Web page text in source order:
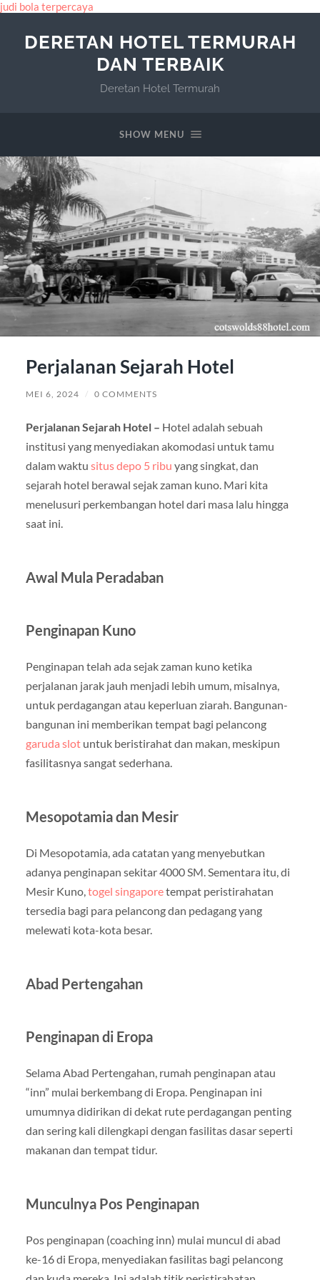
judi bola terpercaya
DERETAN HOTEL TERMURAH
DAN TERBAIK
Deretan Hotel Termurah
SHOW MENU
Perjalanan Sejarah Hotel
MEI 6, 2024 / 0 COMMENTS
Perjalanan Sejarah Hotel – Hotel adalah sebuah
institusi yang menyediakan akomodasi untuk tamu
dalam waktu situs depo 5 ribu yang singkat, dan
sejarah hotel berawal sejak zaman kuno. Mari kita
menelusuri perkembangan hotel dari masa lalu hingga
saat ini.
Awal Mula Peradaban
Penginapan Kuno
Penginapan telah ada sejak zaman kuno ketika
perjalanan jarak jauh menjadi lebih umum, misalnya,
untuk perdagangan atau keperluan ziarah. Bangunan-
bangunan ini memberikan tempat bagi pelancong
garuda slotuntuk beristirahat dan makan, meskipun
fasilitasnya sangat sederhana.
Mesopotamia dan Mesir
Di Mesopotamia, ada catatan yang menyebutkan
adanya penginapan sekitar 4000 SM. Sementara itu, di
Mesir Kuno,togel singaporetempat peristirahatan
tersedia bagi para pelancong dan pedagang yang
melewati kota-kota besar.
Abad Pertengahan
Penginapan di Eropa
Selama Abad Pertengahan, rumah penginapan atau
“inn” mulai berkembang di Eropa. Penginapan ini
umumnya didirikan di dekat rute perdagangan penting
dan sering kali dilengkapi dengan fasilitas dasar seperti
makanan dan tempat tidur.
Munculnya Pos Penginapan
Pos penginapan (coaching inn) mulai muncul di abad
ke-16 di Eropa, menyediakan fasilitas bagi pelancong